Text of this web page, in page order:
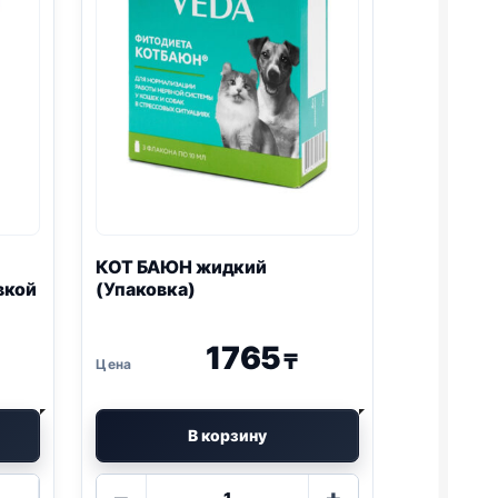
КОТ БАЮН жидкий
(Упаковка)
1765₸
В корзину